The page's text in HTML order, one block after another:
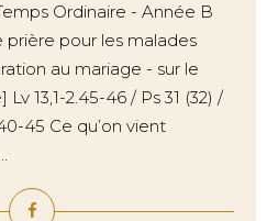
Ordinaire - Année B
pour les malades
au mariage - sur le
13,1-2.45-46 / Ps 31 (32) /
45 Ce qu’on vient